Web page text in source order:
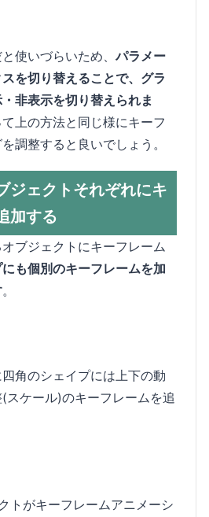
使いづらいため、パラメー
を切り替えることで、グラ
非表示を切り替えられま
上の方法と同じ様にキーフ
調整すると良いでしょう。
ジェクトそれぞれにキ
加する
ブジェクトにキーフレーム
も個別のキーフレームを加
。
角のシェイプには上下の動
スケール)のキーフレームを追
トがキーフレームアニメーシ